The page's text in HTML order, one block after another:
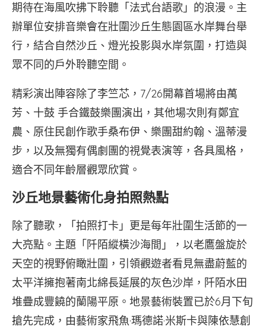
期待在海風吹拂下聆聽「法式台語歌」的浪漫。主
辦單位安排音樂會在壯圍沙丘生態園區水岸舞台舉
行，結合自然沙丘、燈光投影與水岸氛圍，打造與
眾不同的戶外聆聽空間。
精彩演出陣容除了李竺芯，7/26開幕首場將由萬
芳、十鼓 手合鐵鼓樂團演出，其他場次則有鄭宜
農、原住民創作歌手桑布伊、樂團甜約翰、溫蒂漫
步，以及無獨有偶劇團的視覺表演等，各具風格，
適合不同年齡層觀眾欣賞。
沙丘地景藝術化身拍照熱點
除了聽歌，「拍照打卡」更是每年壯圍生活節的一
大亮點。主題「阡陌縱橫沙海間」，以老鷹盤旋於
天空的視野俯瞰壯圍，引領觀遊者看見無盡蔚藍的
太平洋擁抱著南北綿長延展的灰色沙岸，阡陌水田
堆疊成豐饒的蘭陽平原。地景藝術裝置已於6月下旬
搶先完成，由藝術家飛魚·瑪德諾·米斯卡與陳依慧創